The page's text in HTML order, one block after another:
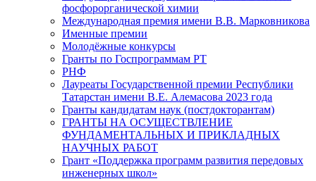
фосфорорганической химии
Международная премия имени В.В. Марковникова
Именные премии
Молодёжные конкурсы
Гранты по Госпрограммам РТ
РНФ
Лауреаты Государственной премии Республики
Татарстан имени В.Е. Алемасова 2023 года
Гранты кандидатам наук (постдокторантам)
ГРАНТЫ НА ОСУЩЕСТВЛЕНИЕ
ФУНДАМЕНТАЛЬНЫХ И ПРИКЛАДНЫХ
НАУЧНЫХ РАБОТ
Грант «Поддержка программ развития передовых
инженерных школ»